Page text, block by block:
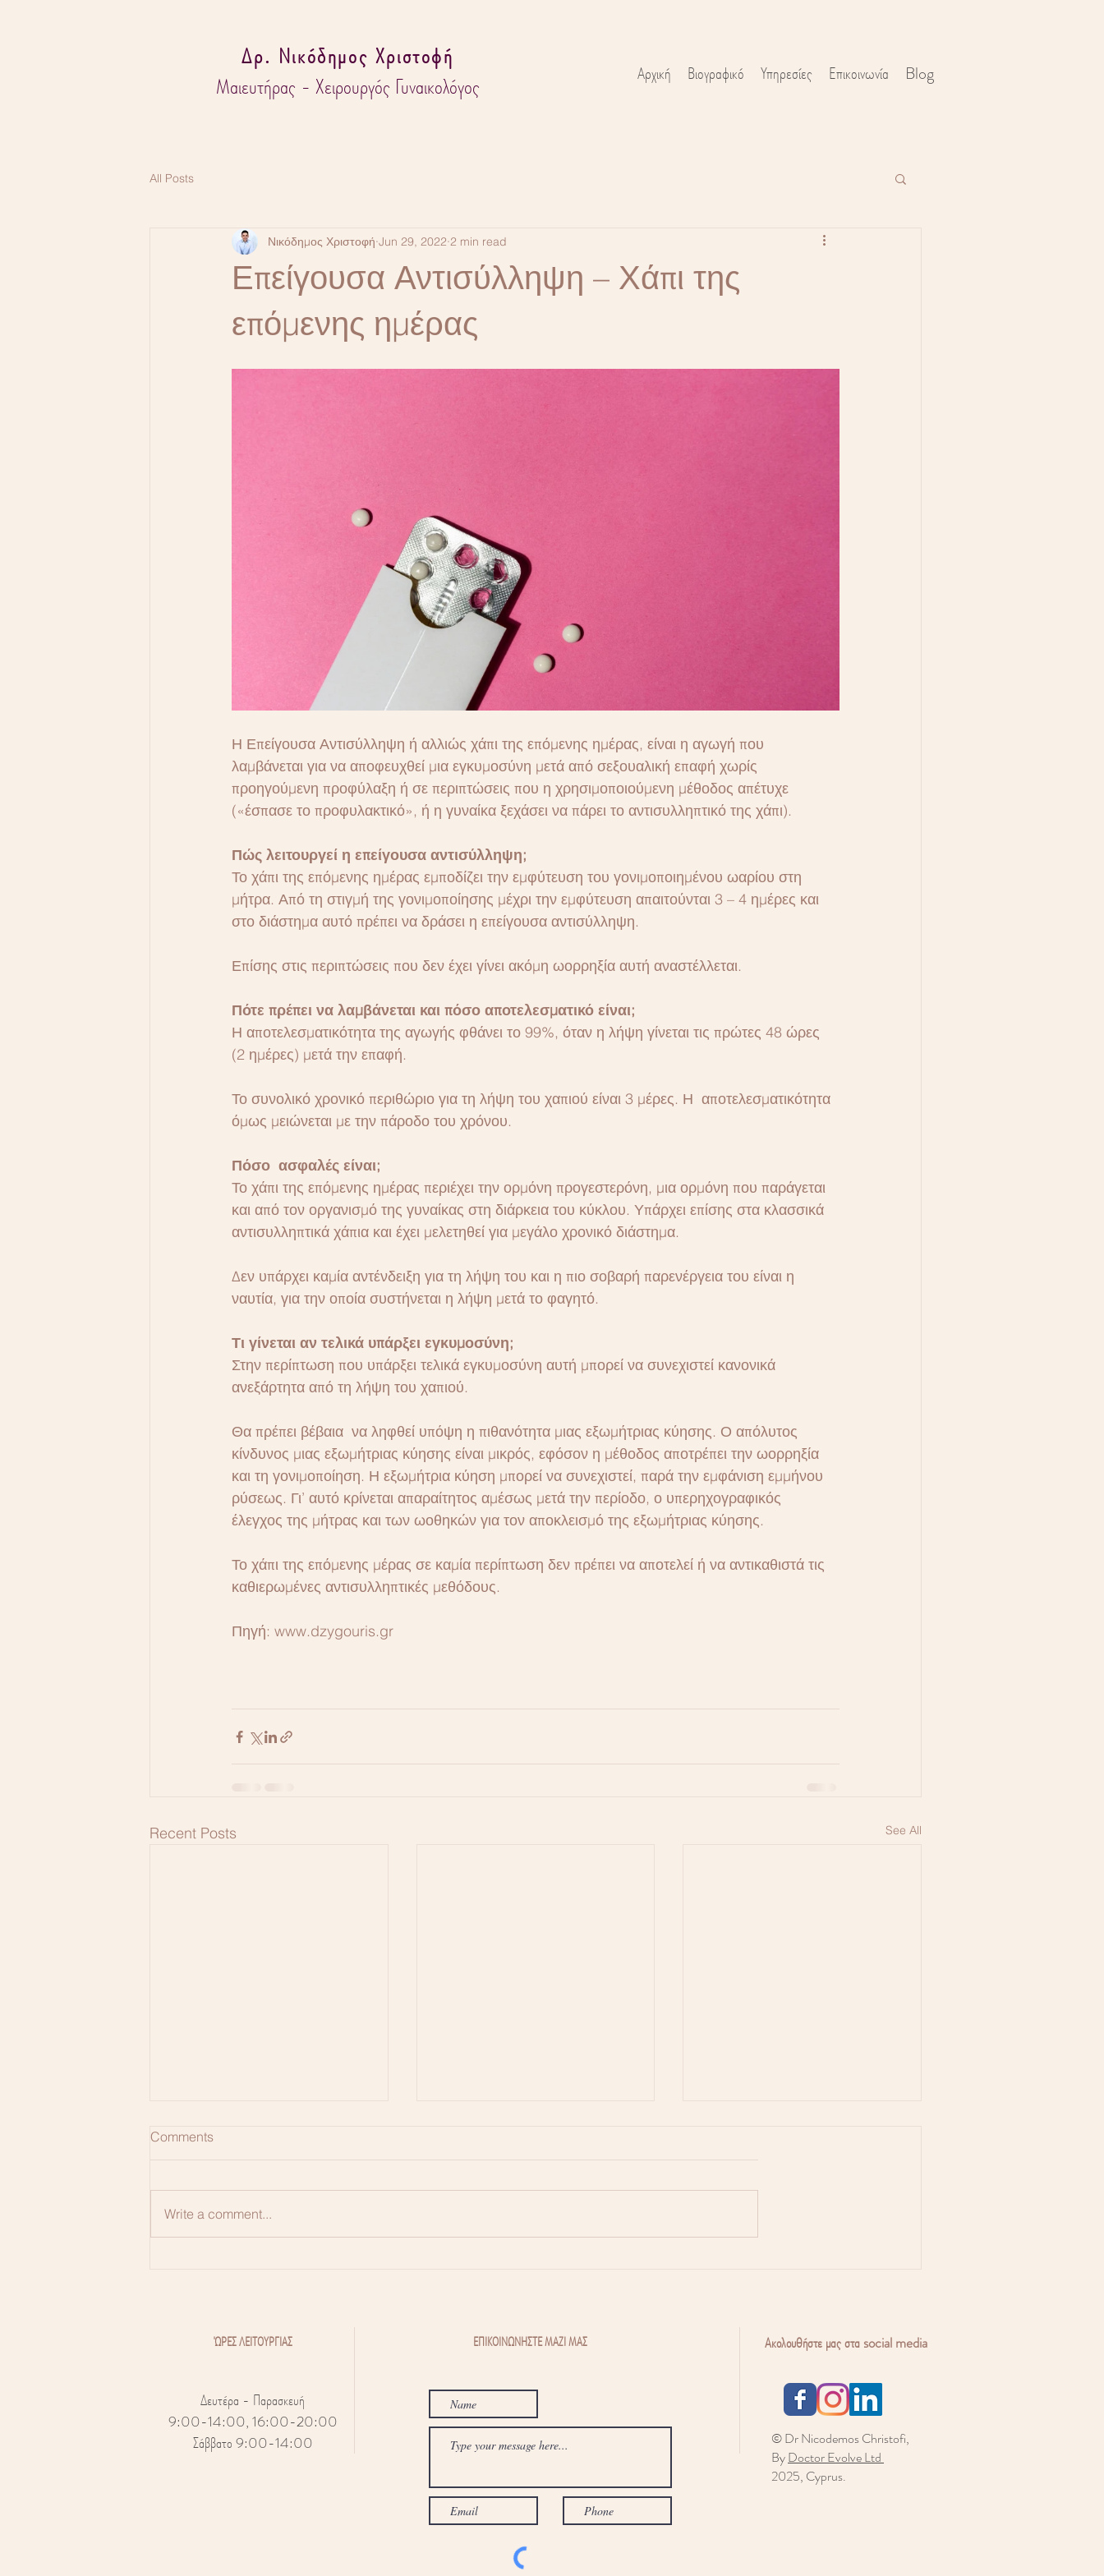
Δρ. Νικόδημος Χριστοφή
Μαιευτήρας - Χειρουργός Γυναικολόγος
Αρχική Βιογραφικό Υπηρεσίες Επικοινωνία Blog
All Posts
Επείγουσα Αντισύλληψη – Χάπι της
επόμενης ημέρας
Νικόδημος Χριστοφή Jun 29, 2022 2 min read
Η Επείγουσα Αντισύλληψη ή αλλιώς χάπι της επόμενης ημέρας, είναι η αγωγή που
λαμβάνεται για να αποφευχθεί μια εγκυμοσύνη μετά από σεξουαλική επαφή χωρίς
προηγούμενη προφύλαξη ή σε περιπτώσεις που η χρησιμοποιούμενη μέθοδος απέτυχε
(«έσπασε το προφυλακτικό», ή η γυναίκα ξεχάσει να πάρει το αντισυλληπτικό της χάπι).
Πώς λειτουργεί η επείγουσα αντισύλληψη;
Το χάπι της επόμενης ημέρας εμποδίζει την εμφύτευση του γονιμοποιημένου ωαρίου στη
μήτρα. Από τη στιγμή της γονιμοποίησης μέχρι την εμφύτευση απαιτούνται 3 – 4 ημέρες και
στο διάστημα αυτό πρέπει να δράσει η επείγουσα αντισύλληψη.
Επίσης στις περιπτώσεις που δεν έχει γίνει ακόμη ωορρηξία αυτή αναστέλλεται.
Πότε πρέπει να λαμβάνεται και πόσο αποτελεσματικό είναι;
Η αποτελεσματικότητα της αγωγής φθάνει το 99%, όταν η λήψη γίνεται τις πρώτες 48 ώρες
(2 ημέρες) μετά την επαφή.
Το συνολικό χρονικό περιθώριο για τη λήψη του χαπιού είναι 3 μέρες. Η  αποτελεσματικότητα
όμως μειώνεται με την πάροδο του χρόνου.
Πόσο  ασφαλές είναι;
Το χάπι της επόμενης ημέρας περιέχει την ορμόνη προγεστερόνη, μια ορμόνη που παράγεται
και από τον οργανισμό της γυναίκας στη διάρκεια του κύκλου. Υπάρχει επίσης στα κλασσικά
αντισυλληπτικά χάπια και έχει μελετηθεί για μεγάλο χρονικό διάστημα.
Δεν υπάρχει καμία αντένδειξη για τη λήψη του και η πιο σοβαρή παρενέργεια του είναι η
ναυτία, για την οποία συστήνεται η λήψη μετά το φαγητό.
Τι γίνεται αν τελικά υπάρξει εγκυμοσύνη;
Στην περίπτωση που υπάρξει τελικά εγκυμοσύνη αυτή μπορεί να συνεχιστεί κανονικά
ανεξάρτητα από τη λήψη του χαπιού.
Θα πρέπει βέβαια  να ληφθεί υπόψη η πιθανότητα μιας εξωμήτριας κύησης. Ο απόλυτος
κίνδυνος μιας εξωμήτριας κύησης είναι μικρός, εφόσον η μέθοδος αποτρέπει την ωορρηξία
και τη γονιμοποίηση. Η εξωμήτρια κύηση μπορεί να συνεχιστεί, παρά την εμφάνιση εμμήνου
ρύσεως. Γι’ αυτό κρίνεται απαραίτητος αμέσως μετά την περίοδο, ο υπερηχογραφικός
έλεγχος της μήτρας και των ωοθηκών για τον αποκλεισμό της εξωμήτριας κύησης.
Το χάπι της επόμενης μέρας σε καμία περίπτωση δεν πρέπει να αποτελεί ή να αντικαθιστά τις
καθιερωμένες αντισυλληπτικές μεθόδους.
Πηγή: www.dzygouris.gr
Recent Posts See All
Comments
Write a comment...
© Dr Nicodemos Christofi,
ByDoctor Evolve Ltd
2025, Cyprus.
Ακολουθήστε μας στα social media
ΕΠΙΚΟΙΝΩΝΗΣΤΕ ΜΑΖΙ ΜΑΣ
ΏΡΕΣ ΛΕΙΤΟΥΡΓΙΑΣ
Δευτέρα - Παρασκευή
9:00-14:00, 16:00-20:00
Σάββατο 9:00-14:00